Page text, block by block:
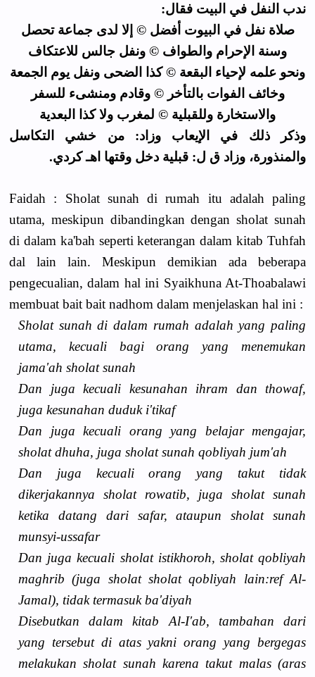
ندب النفل في البيت فقال:
صلاة نفل في البيوت أفضل © إلا لدى جماعة تحصل
وسنة الإحرام والطواف © ونفل جالس للاعتكاف
ونحو علمه لإحياء البقعة © كذا الضحى ونفل يوم الجمعة
وخائف الفوات بالتأخر © وقادم ومنشىء للسفر
والاستخارة وللقبلية © لمغرب ولا كذا البعدية
وذكر ذلك في الإيعاب وزاد: من خشي التكاسل
والمنذورة، وزاد ق ل: قبلية دخل وقتها اهـ كردي.
Faidah : Sholat sunah di rumah itu adalah paling
utama, meskipun dibandingkan dengan sholat sunah
di dalam ka'bah seperti keterangan dalam kitab Tuhfah
dal lain lain. Meskipun demikian ada beberapa
pengecualian, dalam hal ini Syaikhuna At-Thoabalawi
membuat bait bait nadhom dalam menjelaskan hal ini :
Sholat sunah di dalam rumah adalah yang paling
utama, kecuali bagi orang yang menemukan
jama'ah sholat sunah
Dan juga kecuali kesunahan ihram dan thowaf,
juga kesunahan duduk i'tikaf
Dan juga kecuali orang yang belajar mengajar,
sholat dhuha, juga sholat sunah qobliyah jum'ah
Dan juga kecuali orang yang takut tidak
dikerjakannya sholat rowatib, juga sholat sunah
ketika datang dari safar, ataupun sholat sunah
munsyi-ussafar
Dan juga kecuali sholat istikhoroh, sholat qobliyah
maghrib (juga sholat sholat qobliyah lain:ref Al-
Jamal), tidak termasuk ba'diyah
Disebutkan dalam kitab Al-I'ab, tambahan dari
yang tersebut di atas yakni orang yang bergegas
melakukan sholat sunah karena takut malas (aras